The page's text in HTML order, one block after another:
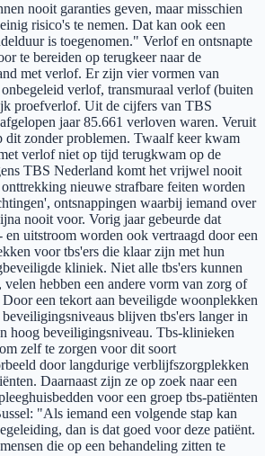
nooit garanties geven, maar misschien
risico's te nemen. Dat kan ook een
is toegenomen." Verlof en ontsnapte
te bereiden op terugkeer naar de
met verlof. Er zijn vier vormen van
verlof, transmuraal verlof (buiten
proefverlof. Uit de cijfers van TBS
jaar 85.661 verloven waren. Veruit
dit zonder problemen. Twaalf keer kwam
verlof niet op tijd terugkwam op de
TBS Nederland komt het vrijwel nooit
nieuwe strafbare feiten worden
ontsnappingen waarbij iemand over
nooit voor. Vorig jaar gebeurde dat
en uitstroom worden ook vertraagd door een
voor tbs'ers die klaar zijn met hun
kliniek. Niet alle tbs'ers kunnen
hebben een andere vorm van zorg of
een tekort aan beveiligde woonplekken
blijven tbs'ers langer in
hoog beveiligingsniveau. Tbs-klinieken
zelf te zorgen voor dit soort
door langdurige verblijfszorgplekken
Daarnaast zijn ze op zoek naar een
voor een groep tbs-patiënten
"Als iemand een volgende stap kan
dan is dat goed voor deze patiënt.
die op een behandeling zitten te